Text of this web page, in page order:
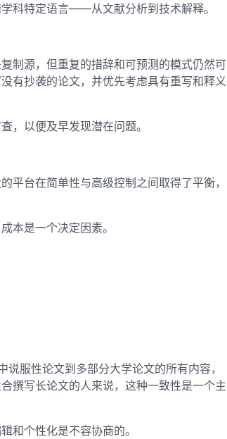
科特定语言——从文献分析到技术解释。
制源，但重复的措辞和可预测的模式仍然可
有抄袭的论文，并优先考虑具有重写和释义
，以便及早发现潜在问题。
平台在简单性与高级控制之间取得了平衡，
本是一个决定因素。
服性论文到多部分大学论文的所有内容，
撰写长论文的人来说，这种一致性是一个主
和个性化是不容协商的。